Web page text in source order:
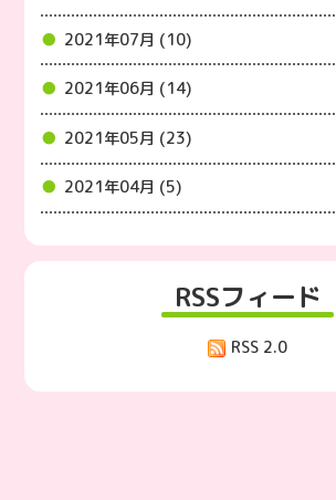
2021年07月 (10)
2021年06月 (14)
2021年05月 (23)
2021年04月 (5)
RSSフィード
RSS 2.0